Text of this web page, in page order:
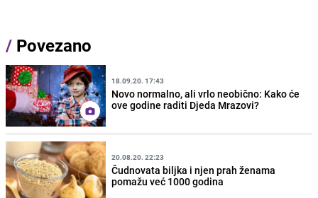
/ Povezano
18.09.20. 17:43
Novo normalno, ali vrlo neobično: Kako će
ove godine raditi Djeda Mrazovi?
20.08.20. 22:23
Čudnovata biljka i njen prah ženama
pomažu već 1000 godina